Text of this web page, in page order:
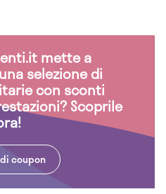
mette a
selezione di
con sconti
Scoprile
coupon